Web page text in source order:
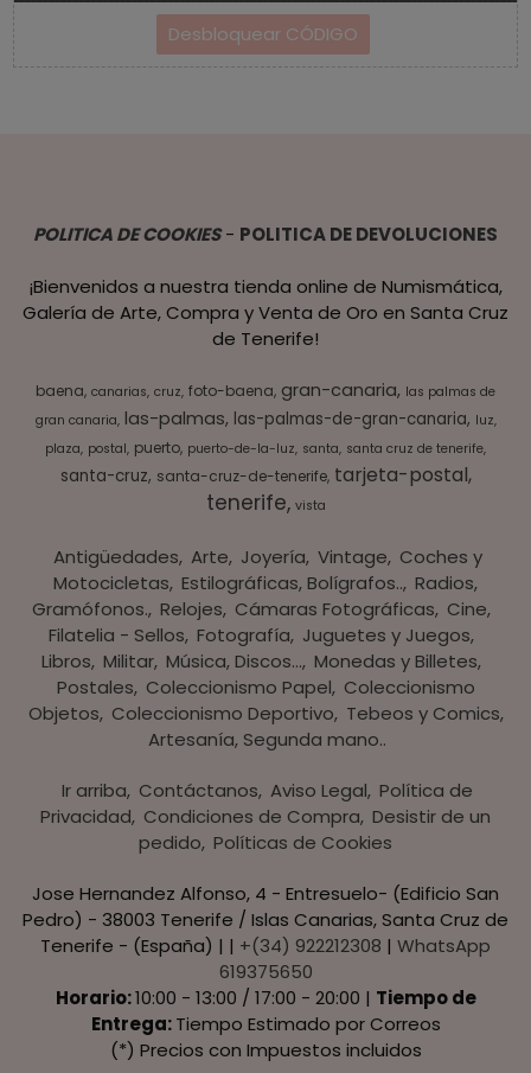
POLITICA DE COOKIES- POLITICA DE DEVOLUCIONES
¡Bienvenidos a nuestra tienda online de Numismática,
Galería de Arte, Compra y Venta de Oro en Santa Cruz
de Tenerife!
baena canarias cruz foto-baena gran-canaria las palmas de
gran canaria las-palmas las-palmas-de-gran-canaria luz
plaza postal puerto puerto-de-la-luz santa santa cruz de tenerife
santa-cruz santa-cruz-de-tenerife tarjeta-postal
tenerife vista
Antigüedades Arte Joyería Vintage Coches y
Motocicletas Estilográficas, Bolígrafos.. Radios,
Gramófonos. Relojes Cámaras Fotográficas Cine
Filatelia - Sellos Fotografía Juguetes y Juegos
Libros Militar Música, Discos... Monedas y Billetes
Postales Coleccionismo Papel Coleccionismo
Objetos Coleccionismo Deportivo Tebeos y Comics
Artesanía, Segunda mano..
Ir arriba Contáctanos Aviso Legal Política de
Privacidad Condiciones de Compra Desistir de un
pedido Políticas de Cookies
Jose Hernandez Alfonso, 4 - Entresuelo- (Edificio San
Pedro) - 38003 Tenerife / Islas Canarias, Santa Cruz de
Tenerife - (España) | | +(34) 922212308 | WhatsApp
619375650
Horario:10:00 - 13:00 / 17:00 - 20:00 | Tiempo de
Entrega:Tiempo Estimado por Correos
(*) Precios con Impuestos incluidos